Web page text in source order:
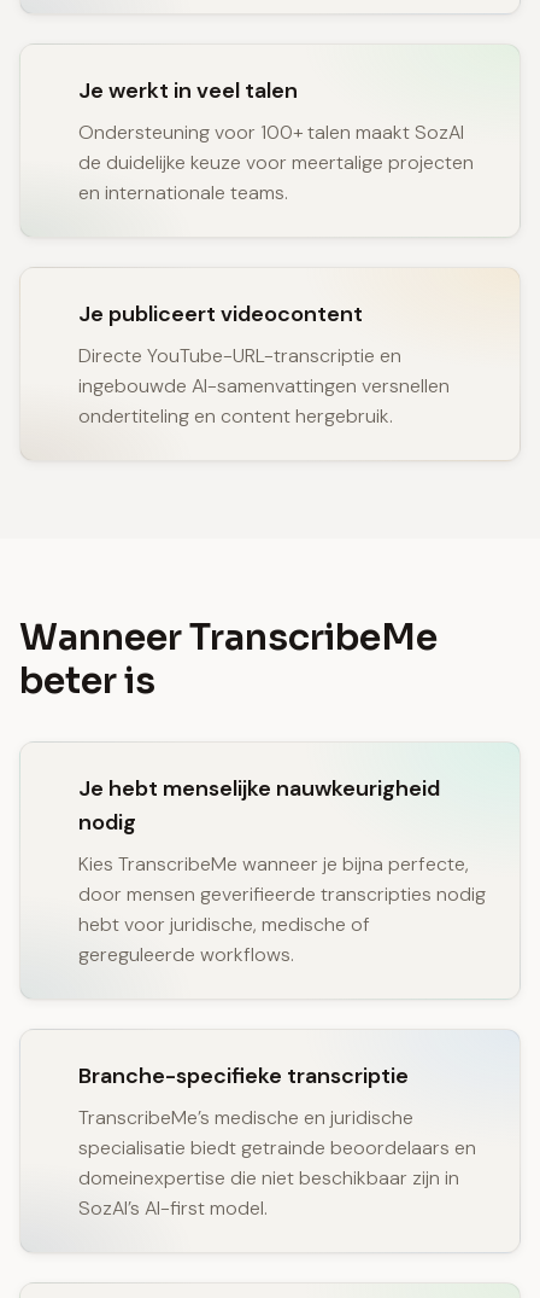
Je werkt in veel talen
Ondersteuning voor 100+ talen maakt SozAI
de duidelijke keuze voor meertalige projecten
en internationale teams.
Je publiceert videocontent
Directe YouTube-URL-transcriptie en
ingebouwde AI-samenvattingen versnellen
ondertiteling en content hergebruik.
Wanneer TranscribeMe
beter is
Je hebt menselijke nauwkeurigheid
nodig
Kies TranscribeMe wanneer je bijna perfecte,
door mensen geverifieerde transcripties nodig
hebt voor juridische, medische of
gereguleerde workflows.
Branche-specifieke transcriptie
TranscribeMe’s medische en juridische
specialisatie biedt getrainde beoordelaars en
domeinexpertise die niet beschikbaar zijn in
SozAI’s AI-first model.